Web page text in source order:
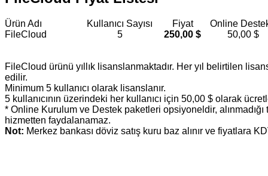
Ürün Adı Kullanıcı Sayısı Fiyat
Online
FileCloud
5 250,00 $ 50,00 $
FileCloud ürünü yıllık lisanslanmaktadır. Her yıl belirtilen
edilir.
Minimum 5 kullanıcı olarak lisanslanır.
5 kullanıcının üzerindeki her kullanıcı için 50,00 $ olarak
* Online Kurulum ve Destek paketleri opsiyoneldir,
hizmetten faydalanamaz.
Not: Merkez bankası döviz satış kuru baz alınır ve fiyatlara